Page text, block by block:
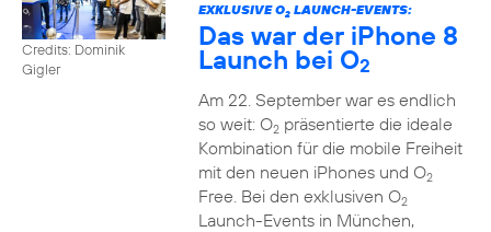
Credits: Dominik
Gigler
EXKLUSIVE O2LAUNCH-EVENTS:
Das war der iPhone 8
Launch bei O2
Am 22. September war es endlich
so weit: O2präsentierte die ideale
Kombination für die mobile Freiheit
mit den neuen iPhones und O2
Free. Bei den exklusiven O2
Launch-Events in München,